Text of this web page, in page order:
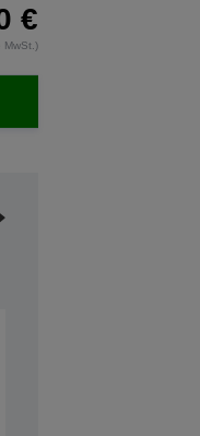
€
MwSt.)